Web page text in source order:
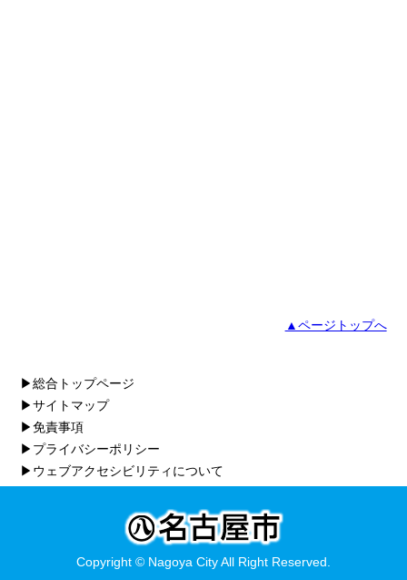
▲ページトップへ
▶総合トップページ
▶サイトマップ
▶免責事項
▶プライバシーポリシー
▶ウェブアクセシビリティについて
Copyright © Nagoya City All Right Reserved.